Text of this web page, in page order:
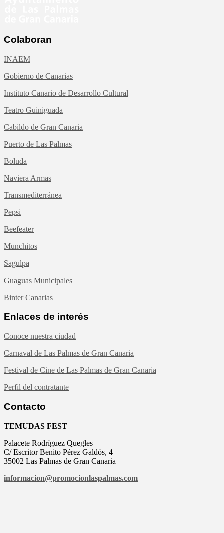
Colaboran
INAEM
Gobierno de Canarias
Instituto Canario de Desarrollo Cultural
Teatro Guiniguada
Cabildo de Gran Canaria
Puerto de Las Palmas
Boluda
Naviera Armas
Transmediterránea
Pepsi
Beefeater
Munchitos
Sagulpa
Guaguas Municipales
Binter Canarias
Enlaces de interés
Conoce nuestra ciudad
Carnaval de Las Palmas de Gran Canaria
Festival de Cine de Las Palmas de Gran Canaria
Perfil del contratante
Contacto
TEMUDAS FEST
Palacete Rodríguez Quegles
C/ Escritor Benito Pérez Galdós, 4
35002 Las Palmas de Gran Canaria
informacion@promocionlaspalmas.com